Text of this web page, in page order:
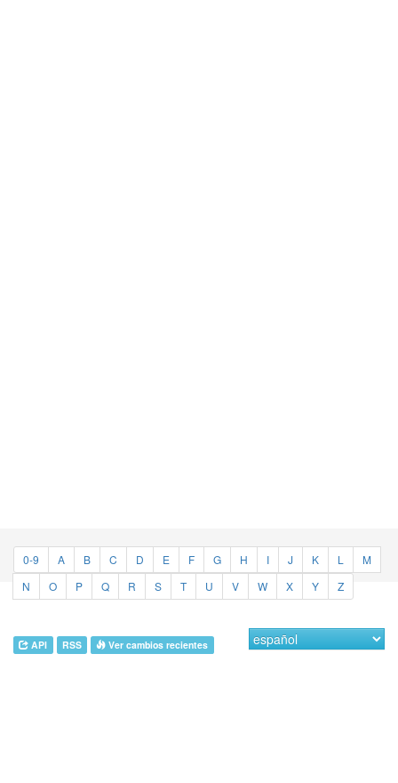
0-9 A B C D E F G H I J K L
M
N
O P Q R S T U V W X Y Z
API RSS Ver cambios recientes